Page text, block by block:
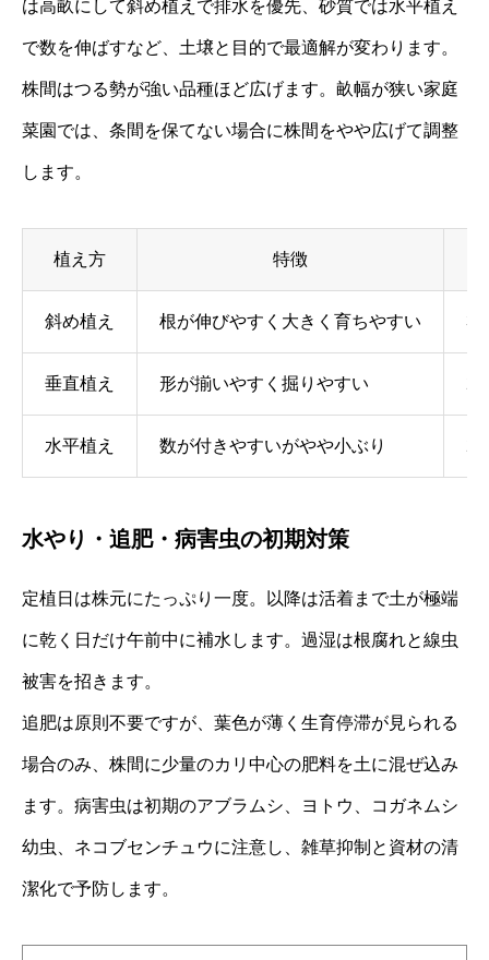
は高畝にして斜め植えで排水を優先、砂質では水平植え
で数を伸ばすなど、土壌と目的で最適解が変わります。
株間はつる勢が強い品種ほど広げます。畝幅が狭い家庭
菜園では、条間を保てない場合に株間をやや広げて調整
します。
植え方 特徴
斜め植え 根が伸びやすく大きく育ちやすい 30
垂直植え 形が揃いやすく掘りやすい
水平植え 数が付きやすいがやや小ぶり
水やり・追肥・病害虫の初期対策
定植日は株元にたっぷり一度。以降は活着まで土が極端
に乾く日だけ午前中に補水します。過湿は根腐れと線虫
被害を招きます。
追肥は原則不要ですが、葉色が薄く生育停滞が見られる
場合のみ、株間に少量のカリ中心の肥料を土に混ぜ込み
ます。病害虫は初期のアブラムシ、ヨトウ、コガネムシ
幼虫、ネコブセンチュウに注意し、雑草抑制と資材の清
潔化で予防します。